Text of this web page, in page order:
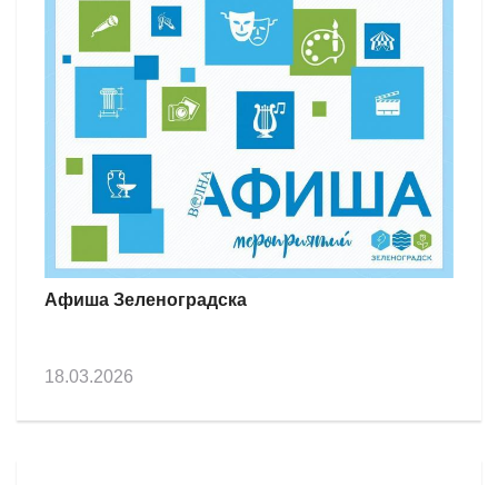
Афиша Зеленоградска
18.03.2026